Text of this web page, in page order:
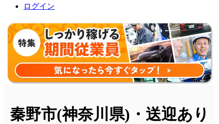
ログイン
秦野市(神奈川県)・送迎あり